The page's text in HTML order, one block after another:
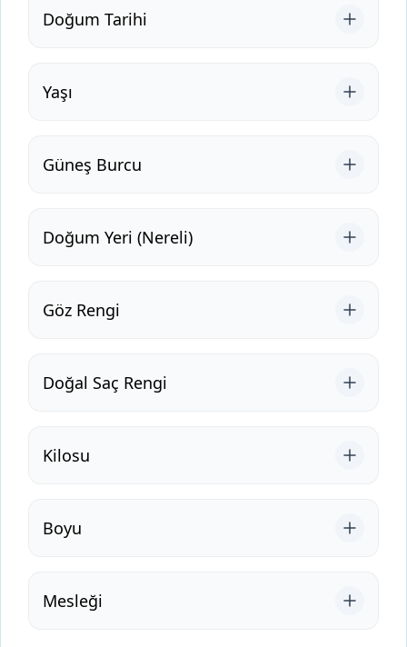
Doğum Tarihi
Yaşı
Güneş Burcu
Doğum Yeri (Nereli)
Göz Rengi
Doğal Saç Rengi
Kilosu
Boyu
Mesleği